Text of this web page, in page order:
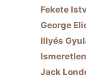
Fekete
George
Illyés
Jack